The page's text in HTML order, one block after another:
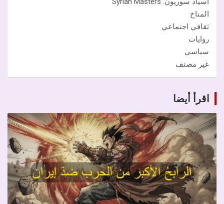
المناخ
ثقافي اجتماعي
روايات
سياسي
غير مصنف
اقرأ أيضا